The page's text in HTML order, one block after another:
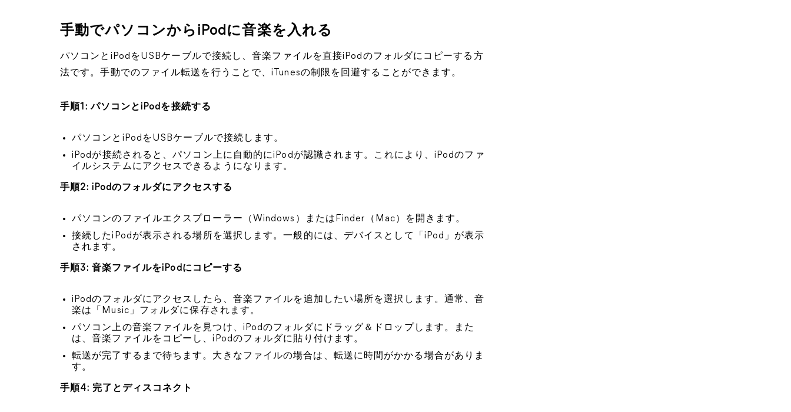
手動でパソコンからiPodに音楽を入れる
パソコンとiPodをUSBケーブルで接続し、音楽ファイルを直接iPodのフォルダにコピーする方
法です。手動でのファイル転送を行うことで、iTunesの制限を回避することができます。
手順1: パソコンとiPodを接続する
パソコンとiPodをUSBケーブルで接続します。
iPodが接続されると、パソコン上に自動的にiPodが認識されます。これにより、iPodのファ
イルシステムにアクセスできるようになります。
手順2: iPodのフォルダにアクセスする
パソコンのファイルエクスプローラー（Windows）またはFinder（Mac）を開きます。
接続したiPodが表示される場所を選択します。一般的には、デバイスとして「iPod」が表示
されます。
手順3: 音楽ファイルをiPodにコピーする
iPodのフォルダにアクセスしたら、音楽ファイルを追加したい場所を選択します。通常、音
楽は「Music」フォルダに保存されます。
パソコン上の音楽ファイルを見つけ、iPodのフォルダにドラッグ＆ドロップします。また
は、音楽ファイルをコピーし、iPodのフォルダに貼り付けます。
転送が完了するまで待ちます。大きなファイルの場合は、転送に時間がかかる場合がありま
す。
手順4: 完了とディスコネクト